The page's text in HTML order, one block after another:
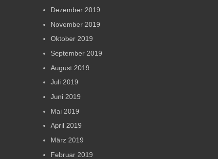
Dezember 2019
November 2019
Oktober 2019
September 2019
August 2019
Juli 2019
Juni 2019
Mai 2019
April 2019
März 2019
Februar 2019